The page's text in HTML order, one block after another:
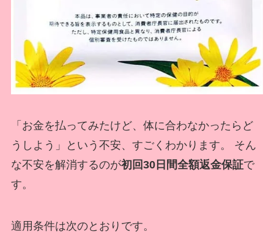
「お金を払ってみたけど、体に合わなかったらど
うしよう」という不安、すごくわかります。 そん
な不安を解消するのが初回30日間全額返金保証で
す。
適用条件は次のとおりです。